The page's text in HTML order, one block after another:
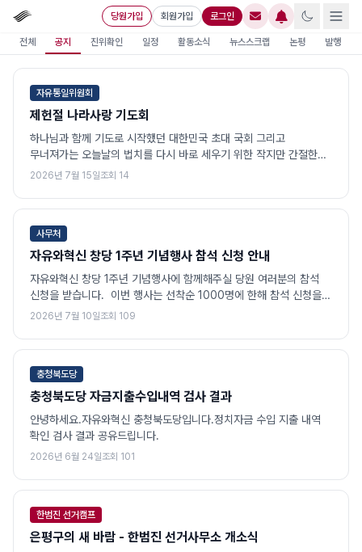
당원가입 회원가입 로그인
전체 공지 진위확인 일정 활동소식 뉴스스크랩 논평 발행
자유통일위원회
제헌절 나라사랑 기도회
하나님과 함께 기도로 시작했던 대한민국 초대 국회 그리고
무너져가는 오늘날의 법치를 다시 바로 세우기 위한 작지만 간절한
기도회로 여러분을 초대합니다! 참석 링크 :
Qwc
2026년 7월 15일조회 14
사무처
자유와혁신 창당 1주년 기념행사 참석 신청 안내
자유와혁신 창당 1주년 기념행사에 함께해주실 당원 여러분의 참석
신청을 받습니다. 이번 행사는 선착순 1000명에 한해 참석 신청을
접수합니다. 행사 준비와 원활한 현장 운영을 위해 참석을
바랍
2026년 7월 10일조회 109
충청북도당
충청북도당 자금지출수입내역 검사 결과
안녕하세요.자유와혁신 충청북도당입니다.정치자금 수입 지출 내역
확인 검사 결과 공유드립니다.
2026년 6월 24일조회 101
한범진 선거캠프
은평구의 새 바람 - 한범진 선거사무소 개소식